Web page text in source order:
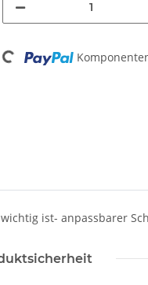
Loading...
ist- anpassbarer